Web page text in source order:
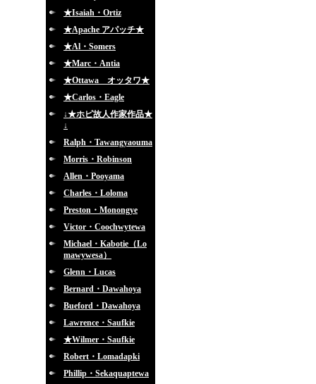
★Isaiah・Ortiz
★Apache アパッチ★
★Al・Somers
★Marc・Antia
★Ottawa オッタワ★
★Carlos・Eagle
↓★ホピ故人作家作品★
↓
Ralph・Tawangyaouma
Morris・Robinson
Allen・Pooyama
Charles・Loloma
Preston・Monongye
Victor・Coochwytewa
Michael・Kabotie（Lo
mawywesa）
Glenn・Lucas
Bernard・Dawahoya
Bueford・Dawahoya
Lawrence・Saufkie
★Wilmer・Saufkie
Robert・Lomadapki
Phillip・Sekaquaptewa